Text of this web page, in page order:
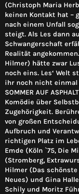
(Christoph Maria
keinen Kontakt hat –
nach einem Unfall
steigt. Als Les dann
Schwangerschaft
Realität
Hilmer) hätte zwar
noch eins. Les‘ Welt
ihr noch nicht einmal
SOMMER AUF
Komödie über
Zugehörigkeit.
von großen
Aufbruch und
richtigen Platz im
Emde (Köln `75, Die
(Stromberg,
Hilmer (Das
Neues) und Gina
Schily und Moritz